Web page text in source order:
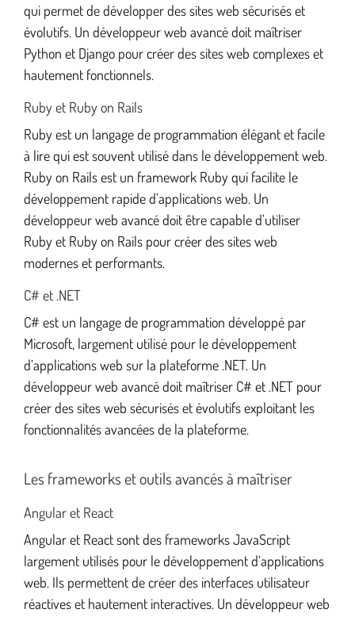
qui permet de développer des sites web sécurisés et
évolutifs. Un développeur web avancé doit maîtriser
Python et Django pour créer des sites web complexes et
hautement fonctionnels.
Ruby et Ruby on Rails
Ruby est un langage de programmation élégant et facile
à lire qui est souvent utilisé dans le développement web.
Ruby on Rails est un framework Ruby qui facilite le
développement rapide d’applications web. Un
développeur web avancé doit être capable d’utiliser
Ruby et Ruby on Rails pour créer des sites web
modernes et performants.
C# et .NET
C# est un langage de programmation développé par
Microsoft, largement utilisé pour le développement
d’applications web sur la plateforme .NET. Un
développeur web avancé doit maîtriser C# et .NET pour
créer des sites web sécurisés et évolutifs exploitant les
fonctionnalités avancées de la plateforme.
Les frameworks et outils avancés à maîtriser
Angular et React
Angular et React sont des frameworks JavaScript
largement utilisés pour le développement d’applications
web. Ils permettent de créer des interfaces utilisateur
réactives et hautement interactives. Un développeur web